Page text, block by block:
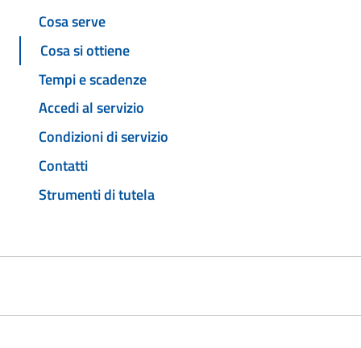
Cosa serve
Cosa si ottiene
Tempi e scadenze
Accedi al servizio
Condizioni di servizio
Contatti
Strumenti di tutela